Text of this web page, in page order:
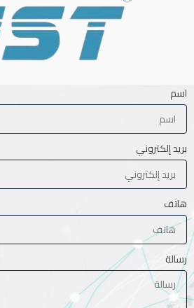
اسم
بريد إلكتروني
هاتف
رسالة